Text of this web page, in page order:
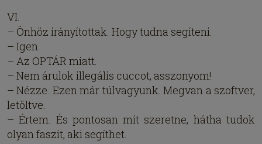
VI.
– Önhöz irányítottak. Hogy tudna segíteni.
– Igen.
– Az OPTÁR miatt.
– Nem árulok illegális cuccot, asszonyom!
– Nézze. Ezen már túlvagyunk. Megvan a szoftver,
letöltve.
– Értem. És pontosan mit szeretne, hátha tudok
olyan faszit, aki segíthet.